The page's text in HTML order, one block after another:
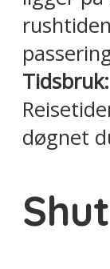
Tidsbruk:
døgnet